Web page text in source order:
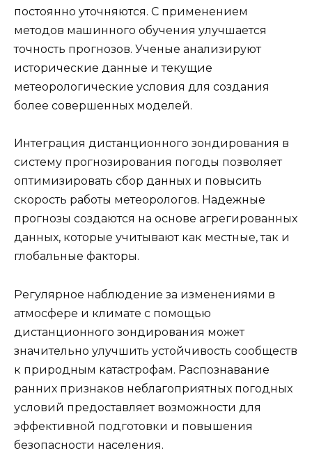
постоянно уточняются. С применением
методов машинного обучения улучшается
точность прогнозов. Ученые анализируют
исторические данные и текущие
метеорологические условия для создания
более совершенных моделей.
Интеграция дистанционного зондирования в
систему прогнозирования погоды позволяет
оптимизировать сбор данных и повысить
скорость работы метеорологов. Надежные
прогнозы создаются на основе агрегированных
данных, которые учитывают как местные, так и
глобальные факторы.
Регулярное наблюдение за изменениями в
атмосфере и климате с помощью
дистанционного зондирования может
значительно улучшить устойчивость сообществ
к природным катастрофам. Распознавание
ранних признаков неблагоприятных погодных
условий предоставляет возможности для
эффективной подготовки и повышения
безопасности населения.